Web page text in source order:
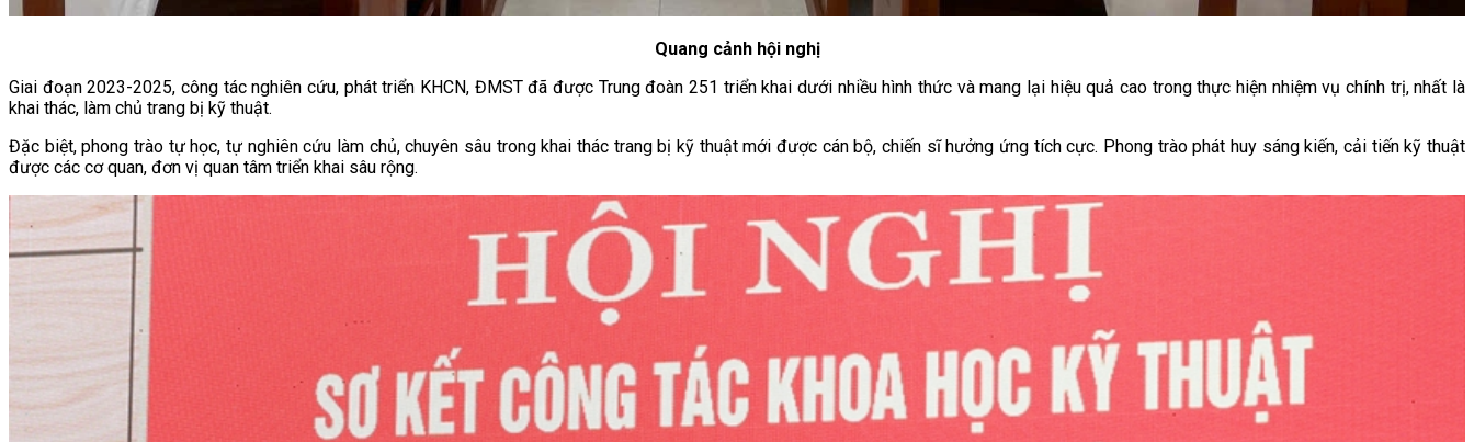
Quang cảnh hội nghị
Giai đoạn 2023-2025, công tác nghiên cứu, phát triển KHCN, ĐMST đã được Trung đoàn 251 triển khai dưới nhiều hình thức và mang lại hiệu quả cao trong thực hiện nhiệm vụ chính trị, nhất là
khai thác, làm chủ trang bị kỹ thuật.
Đặc biệt, phong trào tự học, tự nghiên cứu làm chủ, chuyên sâu trong khai thác trang bị kỹ thuật mới được cán bộ, chiến sĩ hưởng ứng tích cực. Phong trào phát huy sáng kiến, cải tiến kỹ thuật
được các cơ quan, đơn vị quan tâm triển khai sâu rộng.